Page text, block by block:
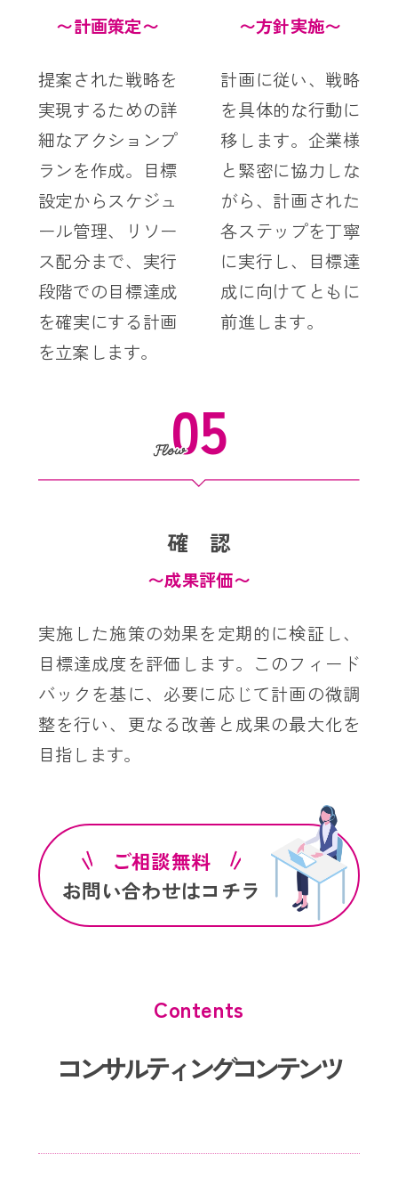
〜計画策定〜
提案された戦略を
実現するための詳
細なアクションプ
ランを作成。目標
設定からスケジュ
ール管理、リソー
ス配分まで、実行
段階での目標達成
を確実にする計画
を立案します。
〜方針実施〜
計画に従い、戦略
を具体的な行動に
移します。企業様
と緊密に協力しな
がら、計画された
各ステップを丁寧
に実行し、目標達
成に向けてともに
前進します。
05
確 認
〜成果評価〜
実施した施策の効果を定期的に検証し、
目標達成度を評価します。このフィード
バックを基に、必要に応じて計画の微調
整を行い、更なる改善と成果の最大化を
目指します。
ご相談無料
お問い合わせはコチラ
Contents
コンサルティングコンテンツ